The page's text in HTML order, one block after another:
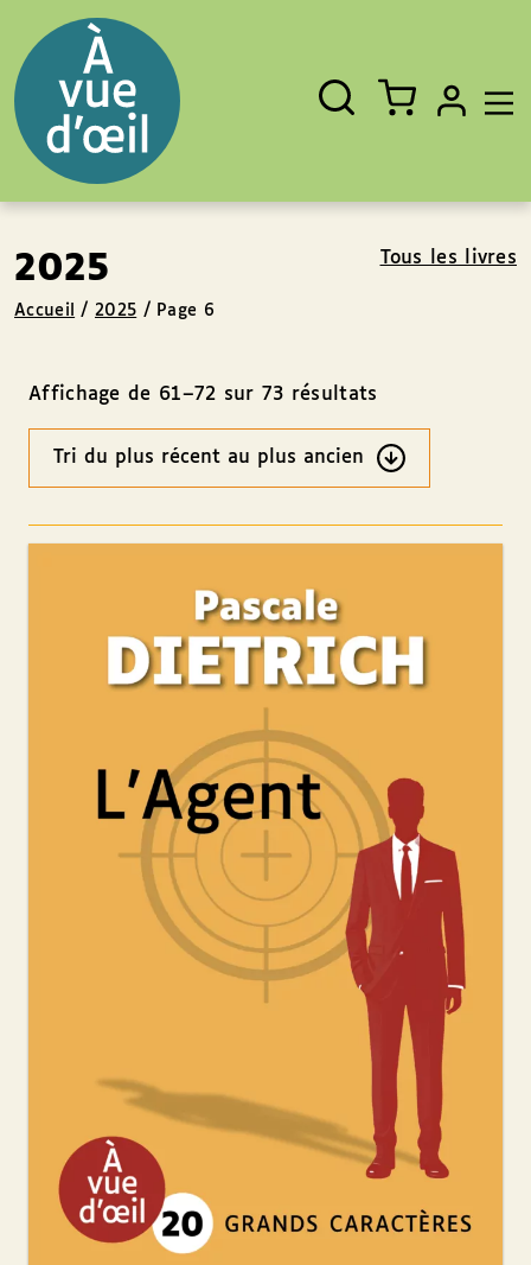
Fermer
Rechercher
un
livre,
un
auteur,
un
EAN
2025 Tous les livres
Accueil /2025 / Page 6
Affichage de 61–72 sur 73 résultats
Ordre